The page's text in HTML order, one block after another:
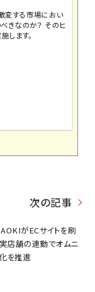
激変する市場におい
きなのか？ そのヒ
します。
次の記事
がECサイトを刷
実店舗の連動でオムニ
を推進